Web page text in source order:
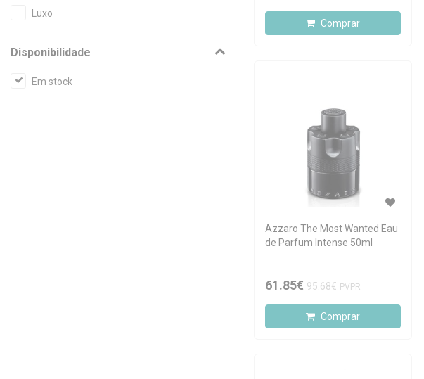
Luxo
Disponibilidade
Em stock
Comprar
Azzaro The Most Wanted Eau
de Parfum Intense 50ml
61.85€ 95.68€ PVPR
Comprar